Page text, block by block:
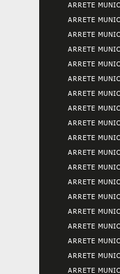
ARRETE
ARRETE
ARRETE
ARRETE
ARRETE
ARRETE
ARRETE
ARRETE
ARRETE
ARRETE
ARRETE
ARRETE
ARRETE
ARRETE
ARRETE
ARRETE
ARRETE
ARRETE
ARRETE